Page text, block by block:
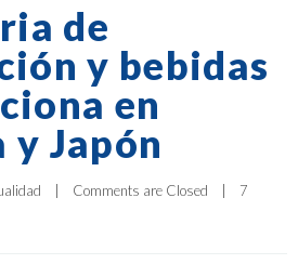
de
y bebidas
en
Japón
| Comments are Closed |
7